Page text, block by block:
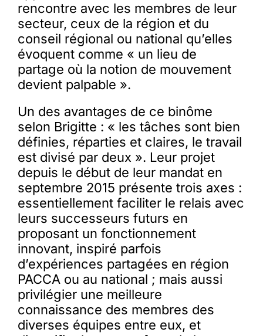
rencontre avec les membres de leur
secteur, ceux de la région et du
conseil régional ou national qu’elles
évoquent comme « un lieu de
partage où la notion de mouvement
devient palpable ».
Un des avantages de ce binôme
selon Brigitte : « les tâches sont bien
définies, réparties et claires, le travail
est divisé par deux ». Leur projet
depuis le début de leur mandat en
septembre 2015 présente trois axes :
essentiellement faciliter le relais avec
leurs successeurs futurs en
proposant un fonctionnement
innovant, inspiré parfois
d’expériences partagées en région
PACCA ou au national ; mais aussi
privilégier une meilleure
connaissance des membres des
diverses équipes entre eux, et